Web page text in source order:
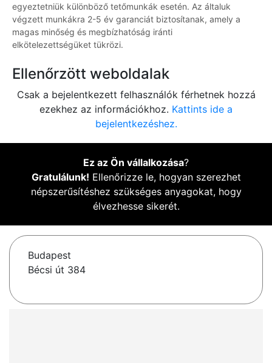
egyeztetniük különböző tetőmunkák esetén. Az általuk
végzett munkákra 2-5 év garanciát biztosítanak, amely a
magas minőség és megbízhatóság iránti
elkötelezettségüket tükrözi.
Ellenőrzött weboldalak
Csak a bejelentkezett felhasználók férhetnek hozzá
ezekhez az információkhoz. Kattints ide a
bejelentkezéshez.
Ez az Ön vállalkozása?
Gratulálunk! Ellenőrizze le, hogyan szerezhet
népszerűsítéshez szükséges anyagokat, hogy
élvezhesse sikerét.
Budapest
Bécsi út 384